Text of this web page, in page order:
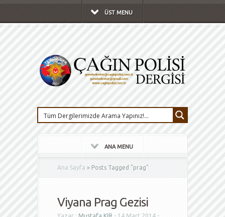
ÜST MENU
ANA MENU
Ana Sayfa » Posts Tagged "prag"
Viyana Prag Gezisi